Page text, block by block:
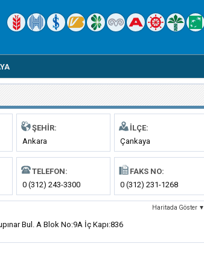
ŞEHIR:
Ankara
İLÇE:
Çankaya
TELEFON:
0 (312) 243-3300
FAKS NO:
0 (312) 231-1268
Haritada Göster ▼
Bul. A Blok No:9A İç Kapı:836